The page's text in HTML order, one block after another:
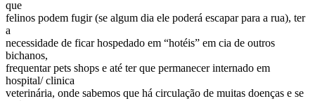
que
felinos podem fugir (se algum dia ele poderá escapar para a rua), ter
a
necessidade de ficar hospedado em “hotéis” em cia de outros
bichanos,
frequentar pets shops e até ter que permanecer internado em
hospital/ clinica
veterinária, onde sabemos que há circulação de muitas doenças e se